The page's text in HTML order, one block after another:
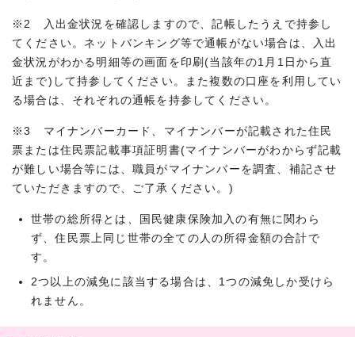
※2 入出金状況を確認しますので、記帳したうえで持参し
てください。ネットバンキング等で通帳がない場合は、入出
金状況がわかる明細等の画面を印刷(当該年の1月1日から直
近まで)して持参してください。また複数の口座を利用してい
る場合は、それぞれの通帳を持参してください。
※3 マイナンバーカード、マイナンバーが記載された住民
票または住民票記載事項証明書(マイナンバーがわからず記載
が難しい場合等には、職員がマイナンバーを調査、補記させ
ていただきますので、ご了承ください。)
世帯の総所得とは、国民健康保険加入の有無に関わら
ず、住民票上同じ世帯の全ての人の所得金額の合計で
す。
2つ以上の減免に該当する場合は、1つの減免しか受けら
れません。